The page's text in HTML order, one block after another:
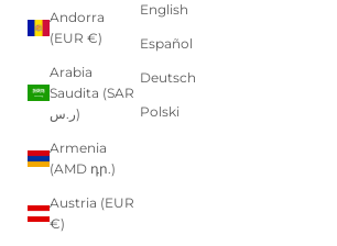
Andorra
(EUR €)
Arabia
Saudita (SAR
ر.س)
Armenia
(AMD դր.)
Austria (EUR
€)
English
Español
Deutsch
Polski